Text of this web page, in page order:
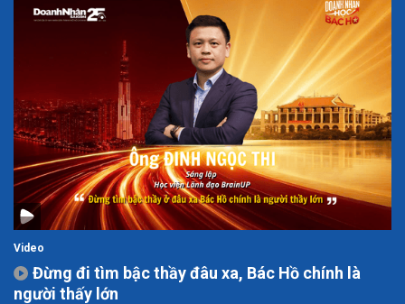
Video
Đừng đi tìm bậc thầy đâu xa, Bác Hồ chính là
người thấy lớn